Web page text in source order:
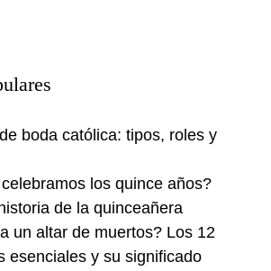
boda católica: tipos, roles y
los quince años?
de la quinceañera
un altar de muertos? Los 12
esenciales y su significado